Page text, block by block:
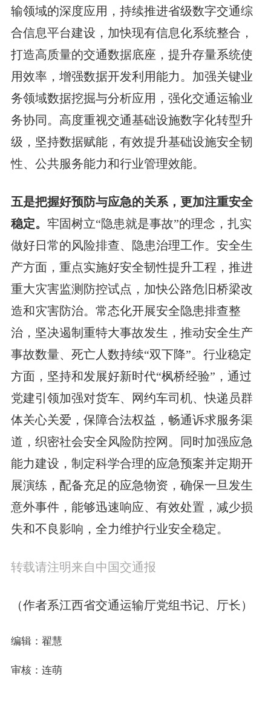
输领域的深度应用，持续推进省级数字交通综
合信息平台建设，加快现有信息化系统整合，
打造高质量的交通数据底座，提升存量系统使
用效率，增强数据开发利用能力。加强关键业
务领域数据挖掘与分析应用，强化交通运输业
务协同。高度重视交通基础设施数字化转型升
级，坚持数据赋能，有效提升基础设施安全韧
性、公共服务能力和行业管理效能。
五是把握好预防与应急的关系，更加注重安全
稳定。 牢固树立“隐患就是事故”的理念，扎实
做好日常的风险排查、隐患治理工作。安全生
产方面，重点实施好安全韧性提升工程，推进
重大灾害监测防控试点，加快公路危旧桥梁改
造和灾害防治。常态化开展安全隐患排查整
治，坚决遏制重特大事故发生，推动安全生产
事故数量、死亡人数持续“双下降”。行业稳定
方面，坚持和发展好新时代“枫桥经验”，通过
党建引领加强对货车、网约车司机、快递员群
体关心关爱，保障合法权益，畅通诉求服务渠
道，织密社会安全风险防控网。同时加强应急
能力建设，制定科学合理的应急预案并定期开
展演练，配备充足的应急物资，确保一旦发生
意外事件，能够迅速响应、有效处置，减少损
失和不良影响，全力维护行业安全稳定。
转载请注明来自中国交通报
（作者系江西省交通运输厅党组书记、厅长）
编辑：翟慧
审核：连萌